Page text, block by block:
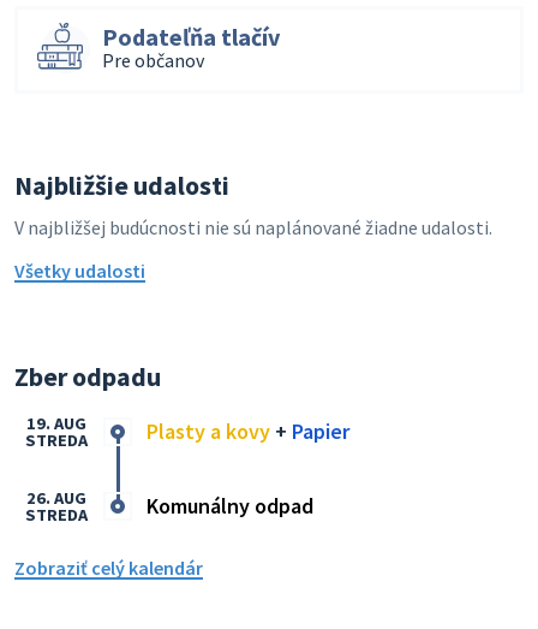
Podateľňa tlačív
Pre občanov
Najbližšie udalosti
V najbližšej budúcnosti nie sú naplánované žiadne udalosti.
Všetky udalosti
Zber odpadu
Plasty a kovy + Papier
19. AUG
STREDA
Komunálny odpad
26. AUG
STREDA
Zobraziť celý kalendár